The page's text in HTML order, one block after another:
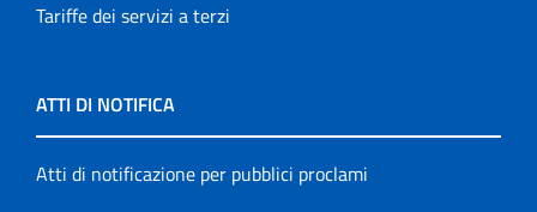
Tariffe dei servizi a terzi
ATTI DI NOTIFICA
Atti di notificazione per pubblici proclami